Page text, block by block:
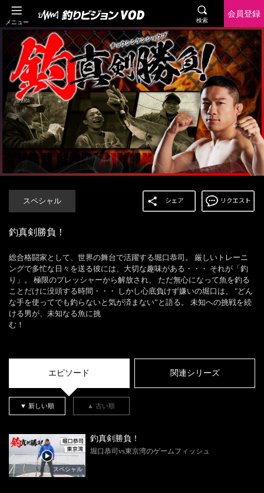
メニュー 検索
会員登録
スペシャル
釣真剣勝負！
総合格闘家として、世界の舞台で活躍する堀口恭司。 厳しいトレーニ
ングで多忙な日々を送る彼には、大切な趣味がある・・・ それが「釣
り」。 極限のプレッシャーから解放され、 ただ無心になって魚を釣る
ことだけに没頭する時間・・・ しかし心底負けず嫌いの堀口は、 "どん
な手を使ってでも釣らないと気が済まない”と語る。 未知への挑戦を続
ける男が、未知なる魚に挑
む！
エピソード 関連シリーズ
▼ 新しい順 ▲ 古い順
スペシャル
釣真剣勝負！
堀口恭司vs東京湾のゲームフィッシュ